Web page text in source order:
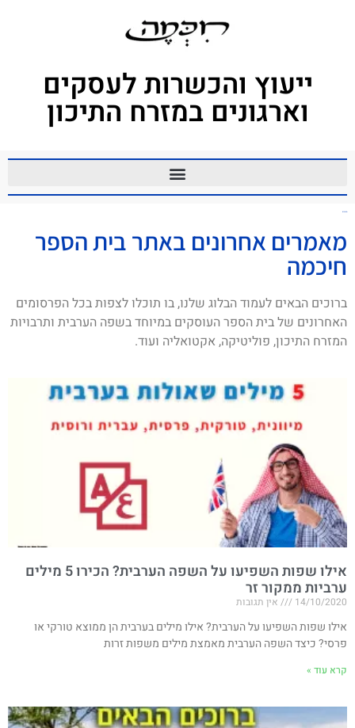
ייעוץ והכשרות לעסקים
וארגונים במזרח התיכון
מנהגים
מאמרים אחרונים באתר בית הספר
חיכמה
ברוכים הבאים לעמוד הבלוג שלנו, בו תוכלו לצפות בכל הפרסומים
האחרונים של בית הספר העוסקים במיוחד בשפה הערבית ותרבויות
המזרח התיכון, פוליטיקה, אקטואליה ועוד.
אילו שפות השפיעו על השפה הערבית? הכירו 5 מילים
ערביות ממקור זר
14/10/2020 אין תגובות
אילו שפות השפיעו על הערבית? אילו מילים בערבית הן ממוצא טורקי או
פרסי? כיצד השפה הערבית מאמצת מילים משפות זרות
קרא עוד »